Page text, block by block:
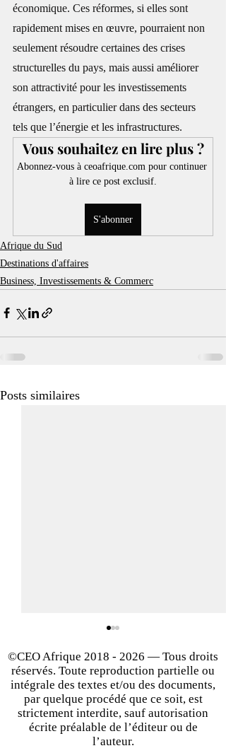
économique. Ces réformes, si elles sont
rapidement mises en œuvre, pourraient non
seulement résoudre certaines des crises
structurelles du pays, mais aussi améliorer
son attractivité pour les investissements
étrangers, en particulier dans des secteurs
tels que l’énergie et les infrastructures.
Vous souhaitez en lire plus ?
Abonnez-vous à ceoafrique.com pour continuer
à lire ce post exclusif.
S'abonner
Afrique du Sud
Destinations d'affaires
Business, Investissements & Commerc
Posts similaires
Réussir son implantation
©CEO Afrique 2018 - 2026 — Tous droits
réservés. Toute reproduction partielle ou
intégrale des textes et/ou des documents,
par quelque procédé que ce soit, est
strictement interdite, sauf autorisation
écrite préalable de l’éditeur ou de
l’auteur.